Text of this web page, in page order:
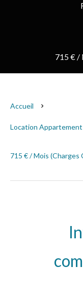
715 € /
Accueil
Location Appartement
715 € / Mois (Charges